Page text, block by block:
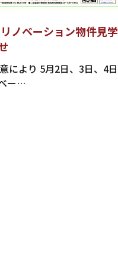
ベーション物件見学
により 5月2日、3日、4日
ー…